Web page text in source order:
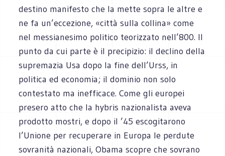
destino manifesto che la mette sopra le altre e
ne fa un’eccezione, «città sulla collina» come
nel messianesimo politico teorizzato nell’800. Il
punto da cui parte è il precipizio: il declino della
supremazia Usa dopo la fine dell’Urss, in
politica ed economia; il dominio non solo
contestato ma inefficace. Come gli europei
presero atto che la hybris nazionalista aveva
prodotto mostri, e dopo il ’45 escogitarono
l’Unione per recuperare in Europa le perdute
sovranità nazionali, Obama scopre che sovrano